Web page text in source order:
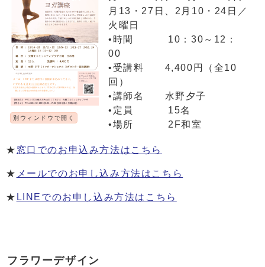
別ウィンドウで開く
月13・27日、2月10・24日／
火曜日
•時間 10：30～12：
00
•受講料 4,400円（全10
回）
•講師名 水野夕子
•定員 15名
•場所 2F和室
★ 窓口でのお申込み方法はこちら
★ メールでのお申し込み方法はこちら
★ LINEでのお申し込み方法はこちら
フラワーデザイン